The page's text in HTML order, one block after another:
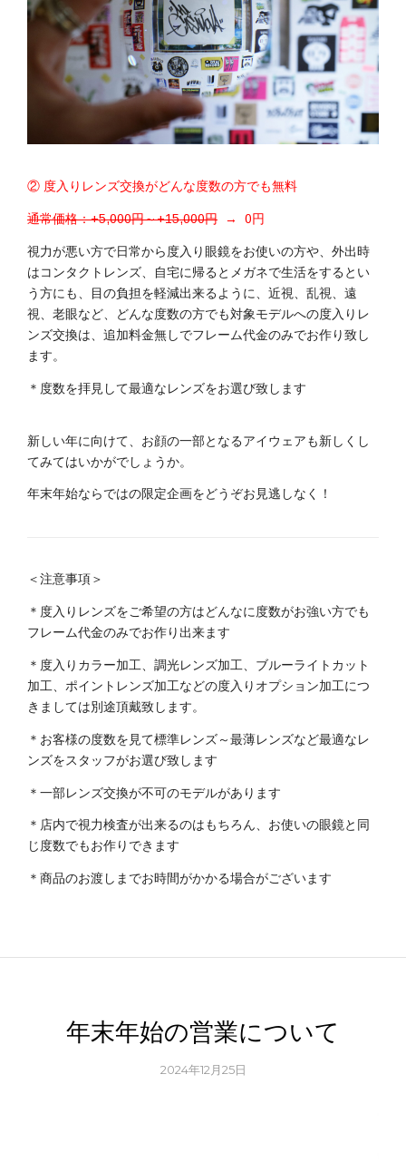
② 度入りレンズ交換がどんな度数の方でも無料
通常価格：+5,000円～+15,000円 → 0円
視力が悪い方で日常から度入り眼鏡をお使いの方や、外出時
はコンタクトレンズ、自宅に帰るとメガネで生活をするとい
う方にも、目の負担を軽減出来るように、近視、乱視、遠
視、老眼など、どんな度数の方でも対象モデルへの度入りレ
ンズ交換は、追加料金無しでフレーム代金のみでお作り致し
ます。
＊度数を拝見して最適なレンズをお選び致します
新しい年に向けて、お顔の一部となるアイウェアも新しくし
てみてはいかがでしょうか。
年末年始ならではの限定企画をどうぞお見逃しなく！
＜注意事項＞
＊度入りレンズをご希望の方はどんなに度数がお強い方でも
フレーム代金のみでお作り出来ます
＊度入りカラー加工、調光レンズ加工、ブルーライトカット
加工、ポイントレンズ加工などの度入りオプション加工につ
きましては別途頂戴致します。
＊お客様の度数を見て標準レンズ～最薄レンズなど最適なレ
ンズをスタッフがお選び致します
＊一部レンズ交換が不可のモデルがあります
＊店内で視力検査が出来るのはもちろん、お使いの眼鏡と同
じ度数でもお作りできます
＊商品のお渡しまでお時間がかかる場合がございます
年末年始の営業について
2024年12月25日